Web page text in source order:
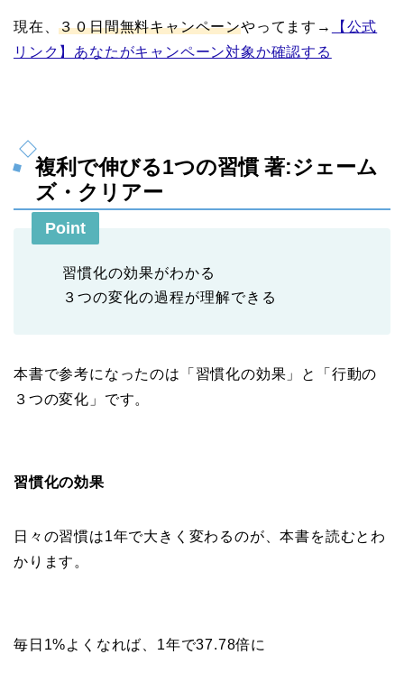
現在、３０日間無料キャンペーンやってます→
【公式
リンク】あなたがキャンペーン対象か確認する
複利で伸びる1つの習慣 著:ジェーム
ズ・クリアー
Point
習慣化の効果がわかる
３つの変化の過程が理解できる
本書で参考になったのは「習慣化の効果」と「行動の
３つの変化」です。
習慣化の効果
日々の習慣は1年で大きく変わるのが、本書を読むとわ
かります。
毎日1%よくなれば、1年で37.78倍に